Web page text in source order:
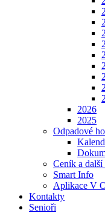
2026
2025
Odpadové
Ceník a
Smart Info
Aplikace V
Kontakty
Senioři